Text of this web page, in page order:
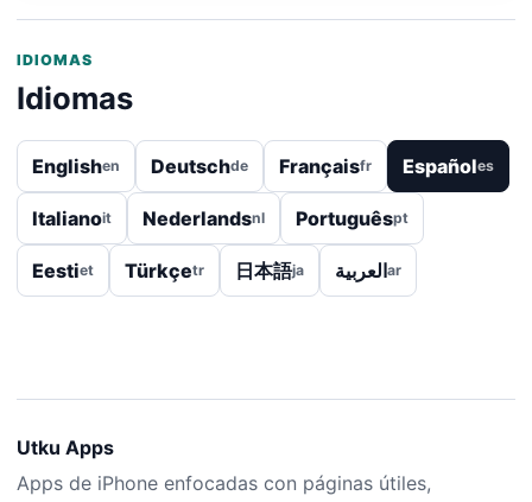
IDIOMAS
Idiomas
Englishen Deutschde Françaisfr Españoles
Italianoit Nederlandsnl Portuguêspt
Eestiet Türkçetr 日本語ja العربيةar
Utku Apps
Apps de iPhone enfocadas con páginas útiles,